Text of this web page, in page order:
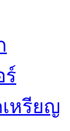
ร์
หรียญ